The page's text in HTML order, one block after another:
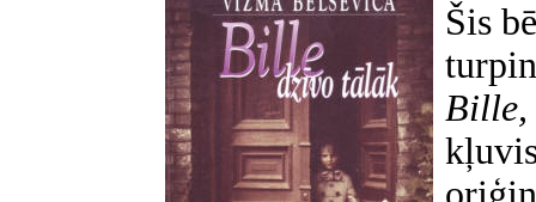
Šis
Bille,